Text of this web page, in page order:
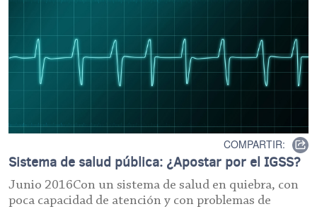
COMPARTIR:
Sistema de salud pública: ¿Apostar por el IGSS?
Junio 2016Con un sistema de salud en quiebra, con
poca capacidad de atención y con problemas de